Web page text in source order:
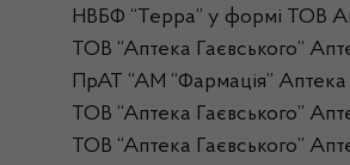
НВБФ “Терра” у формі ТОВ
ТОВ “Аптека Гаєвського”
ПрАТ “АМ “Фармація” Аптека
ТОВ “Аптека Гаєвського”
ТОВ “Аптека Гаєвського”